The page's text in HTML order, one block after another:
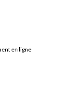
en ligne